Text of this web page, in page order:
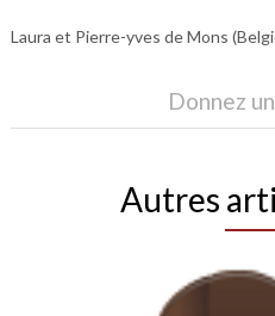
Laura et Pierre-yves de Mons
Donnez
Autres